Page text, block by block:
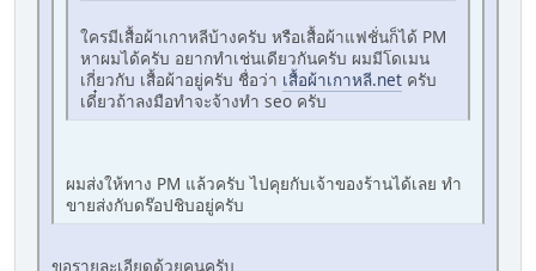
ใครมีเสื้อผ้าเกาหลีบ้างครับ หรือเสื้อผ้าแฟชั่นก็ได้ PM
หาผมได้ครับ อยากทำเช่นเดียวกันครับ ผมมีโดเมน
เกี่ยวกับ เสื้อผ้าอยู่ครับ ชื่อว่า เสื้อผ้าเกาหลี.net ครับ
เดี๋ยวถ้าลงมือทำจะจ้างทำ seo ครับ
ผมส่งให้ทาง PM แล้วครับ ไปคุยกับเจ้าของร้านได้เลย ทำ
ขายส่งกับดร๊อปชิบอยู่ครับ
ขอรายละเอียดด้วยคนครับ